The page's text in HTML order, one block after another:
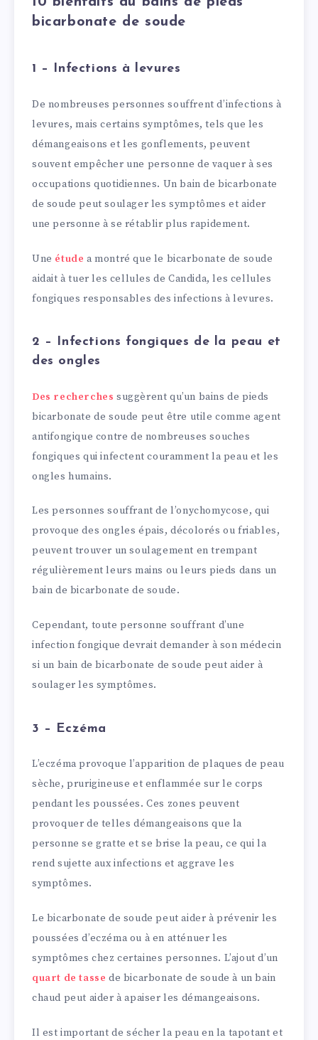
bicarbonate de soude
1 – Infections à levures
De nombreuses personnes souffrent d’infections à
levures, mais certains symptômes, tels que les
démangeaisons et les gonflements, peuvent
souvent empêcher une personne de vaquer à ses
occupations quotidiennes. Un bain de bicarbonate
de soude peut soulager les symptômes et aider
une personne à se rétablir plus rapidement.
Une étudea montré que le bicarbonate de soude
aidait à tuer les cellules de Candida, les cellules
fongiques responsables des infections à levures.
2 – Infections fongiques de la peau et
des ongles
Des recherches suggèrent qu’un bains de pieds
bicarbonate de soude peut être utile comme agent
antifongique contre de nombreuses souches
fongiques qui infectent couramment la peau et les
ongles humains.
Les personnes souffrant de l’onychomycose, qui
provoque des ongles épais, décolorés ou friables,
peuvent trouver un soulagement en trempant
régulièrement leurs mains ou leurs pieds dans un
bain de bicarbonate de soude.
Cependant, toute personne souffrant d’une
infection fongique devrait demander à son médecin
si un bain de bicarbonate de soude peut aider à
soulager les symptômes.
3 – Eczéma
L’eczéma provoque l’apparition de plaques de peau
sèche, prurigineuse et enflammée sur le corps
pendant les poussées. Ces zones peuvent
provoquer de telles démangeaisons que la
personne se gratte et se brise la peau, ce qui la
rend sujette aux infections et aggrave les
symptômes.
Le bicarbonate de soude peut aider à prévenir les
poussées d’eczéma ou à en atténuer les
symptômes chez certaines personnes. L’ajout d’un
quart de tasse de bicarbonate de soude à un bain
chaud peut aider à apaiser les démangeaisons.
Il est important de sécher la peau en la tapotant et